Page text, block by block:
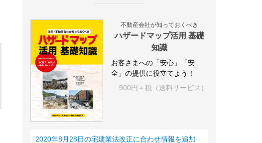
不動産会社が知っておくべき
ハザードマップ活用 基礎
知識
お客さまへの「安心」「安
全」の提供に役立てよう！
900円＋税（送料サービス）
2020年8月28日の宅建業法改正に合わせ情報を追加